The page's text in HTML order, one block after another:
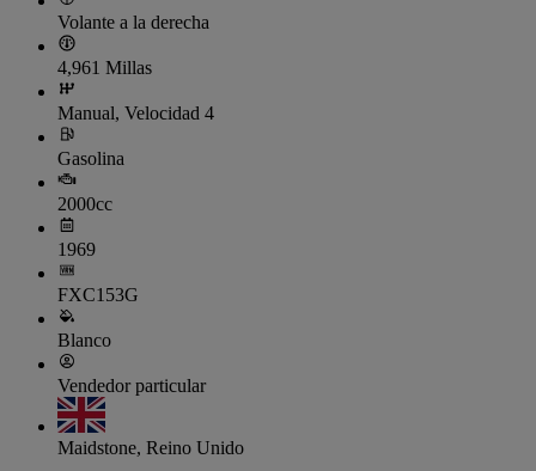
Volante a la derecha
4,961 Millas
Manual, Velocidad 4
Gasolina
2000cc
1969
FXC153G
Blanco
Vendedor particular
Maidstone, Reino Unido